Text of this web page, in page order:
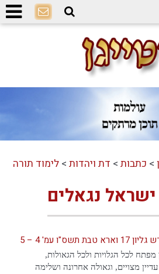
> כתבות > דת ויהדות >לימוד תורה
נגאלים
עמ' 4 – 5
לכל הגלויות ולכל הגאולות,
מצויים, וגאולה אחרונה ושלימה